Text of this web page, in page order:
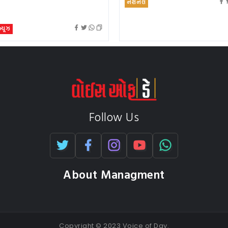
Follow Us
About Managment
Copyright © 2023 Voice of Day.